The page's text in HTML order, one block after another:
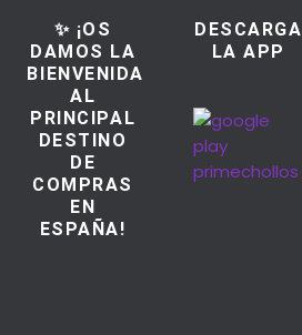
✨ ¡OS
DAMOS LA
BIENVENIDA
AL
PRINCIPAL
DESTINO
DE
COMPRAS
EN
ESPAÑA!
DESCARGA
LA APP